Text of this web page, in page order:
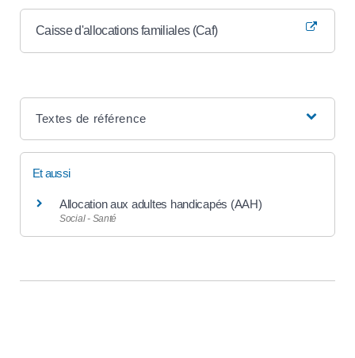
Caisse d'allocations familiales (Caf)
Textes de référence
Et aussi
Allocation aux adultes handicapés (AAH)
Social - Santé